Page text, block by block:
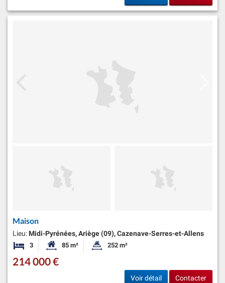
Maison
Lieu: Midi-Pyrénées, Ariège (09), Cazenave-Serres-et-Allens
3 ChambresSurface habitable:
85 m² Superficie du terrain:
252 m²
214 000 €
Voir détail Contacter